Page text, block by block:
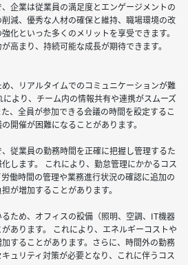
企業は従業員の満足度とエンゲージメントの
減、優秀な人材の確保と維持、職場環境の改
化といった多くのメリットを享受できます。
高まり、持続可能な成長が期待できます。
、リアルタイムでのコミュニケーションが難
より、チーム内の情報共有や連携がスムーズ
、全員が参加できる会議の時間を設定するこ
開催が困難になることがあります。
従業員の勤務時間を正確に把握し管理するた
します。 これにより、勤怠管理にかかるコス
働時間の管理や業務進行状況の確認に追加の
が増加することがあります。
ため、オフィスの設備（照明、空調、IT機器
あります。 これにより、エネルギーコストや
することがあります。さらに、時間外の勤務
ュリティ対策が必要となり、これに伴うコス